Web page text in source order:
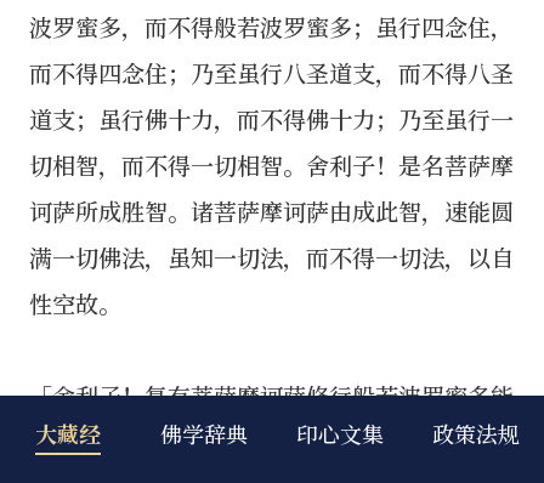
波罗蜜多，而不得般若波罗蜜多；虽行四念住，
而不得四念住；乃至虽行八圣道支，而不得八圣
道支；虽行佛十力，而不得佛十力；乃至虽行一
切相智，而不得一切相智。舍利子！是名菩萨摩
诃萨所成胜智。诸菩萨摩诃萨由成此智，速能圆
满一切佛法，虽知一切法，而不得一切法，以自
性空故。
「舍利子！复有菩萨摩诃萨修行般若波罗蜜多能
净五眼，所谓肉眼、天眼、慧眼、法眼、佛
大藏经 佛学辞典 印心文集 政策法规